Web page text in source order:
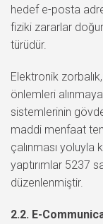
hedef e-posta
fiziki zararlar
türüdür.
Elektronik
önlemleri
sistemlerinin
maddi menfaat
çalınması yoluyla
yaptırımlar 5237
düzenlenmiştir.
2.2. E-